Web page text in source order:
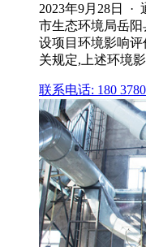
2023年9月28日 ·
市生态环境局岳阳
设项目环境影响
关规定,上述环境
联系电话: 180 3780